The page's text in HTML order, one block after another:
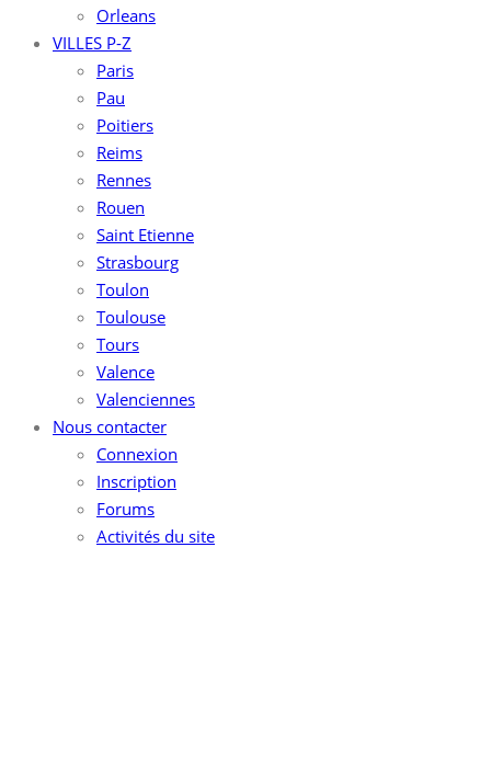
Orleans
VILLES P-Z
Paris
Pau
Poitiers
Reims
Rennes
Rouen
Saint Etienne
Strasbourg
Toulon
Toulouse
Tours
Valence
Valenciennes
Nous contacter
Connexion
Inscription
Forums
Activités du site